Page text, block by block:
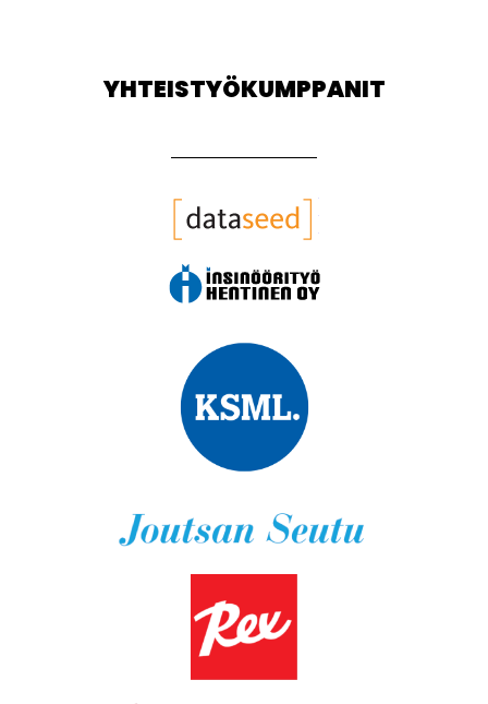
YHTEISTYÖKUMPPANIT